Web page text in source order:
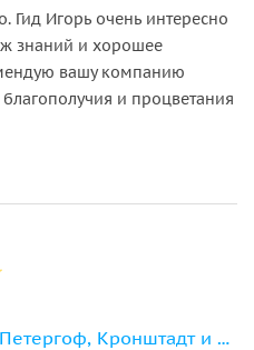
Гид Игорь очень интересно
знаний и хорошее
вашу компанию
и процветания
Большое путешествие — Петергоф, Кронштадт и форт Константин